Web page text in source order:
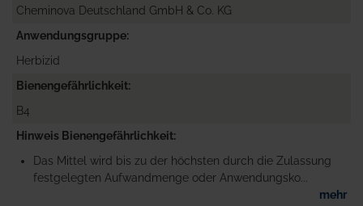
Cheminova Deutschland GmbH & Co. KG
Anwendungsgruppe
Herbizid
Bienengefährlichkeit
B4
Hinweis Bienengefährlichkeit
Das Mittel wird bis zu der höchsten durch die Zulassung
festgelegten Aufwandmenge oder Anwendungsko...
mehr